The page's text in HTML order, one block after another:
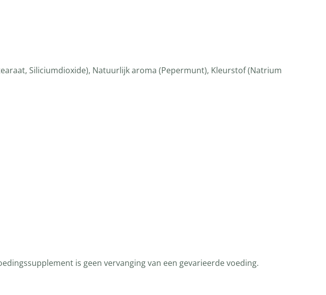
Siliciumdioxide), Natuurlijk aroma (Pepermunt), Kleurstof (Natrium
is geen vervanging van een gevarieerde voeding.